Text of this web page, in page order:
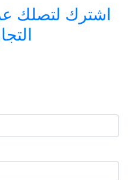
اشترك لتصلك